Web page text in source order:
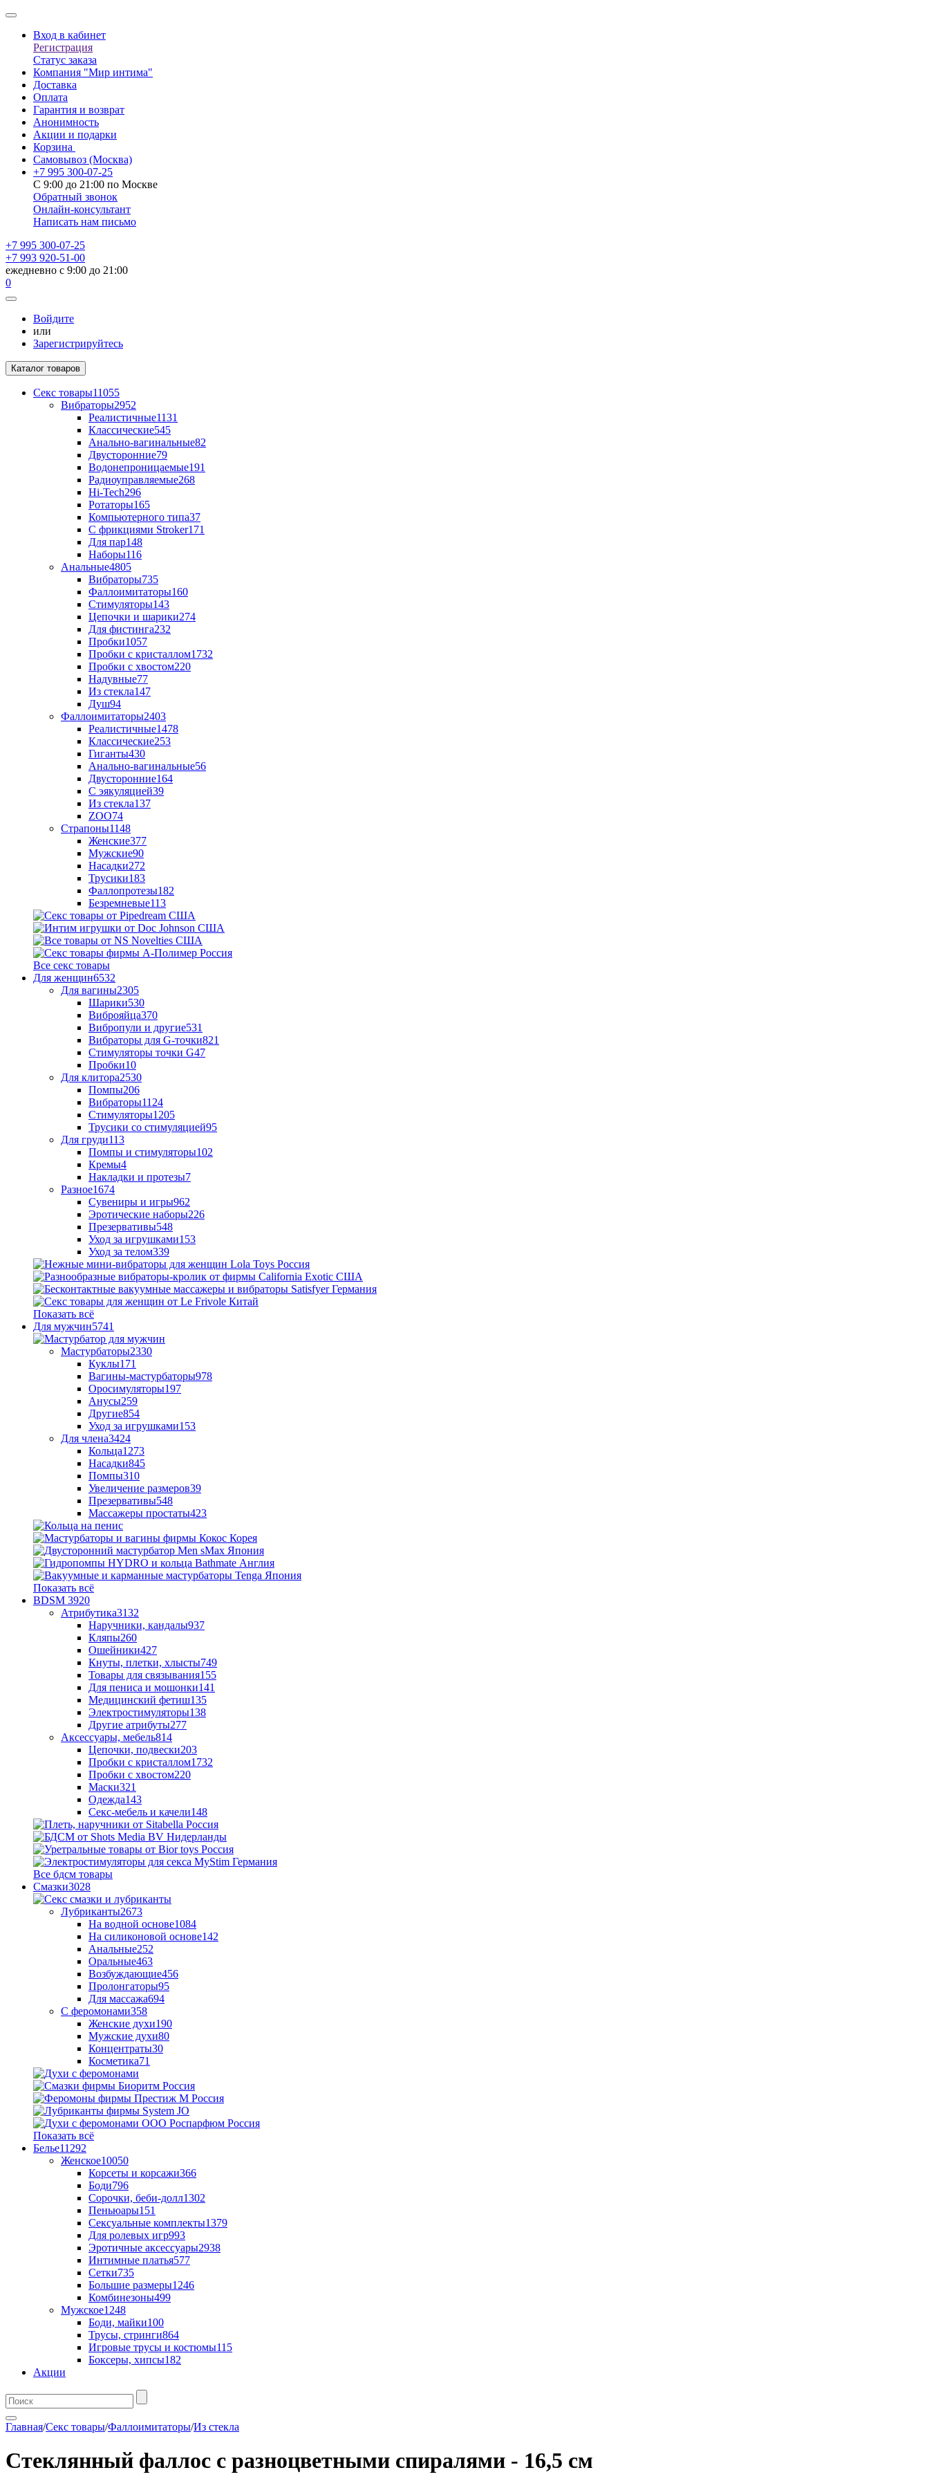
Вход в кабинет
Регистрация
Статус заказа
Компания "Мир интима"
Доставка
Оплата
Гарантия и возврат
Анонимность
Акции и подарки
Корзина
Самовывоз (Москва)
+7 995 300-07-25
С 9:00 до 21:00 по Москве
Обратный звонок
Онлайн-консультант
Написать нам письмо
+7 995 300-07-25
+7 993 920-51-00
ежедневно с 9:00 до 21:00
0
Войдите
или
Зарегистрируйтесь
Каталог товаров
Секс товары11055
Вибраторы2952
Реалистичные1131
Классические545
Анально-вагинальные82
Двусторонние79
Водонепроницаемые191
Радиоуправляемые268
Hi-Tech296
Ротаторы165
Компьютерного типа37
С фрикциями Stroker171
Для пар148
Наборы116
Анальные4805
Вибраторы735
Фаллоимитаторы160
Стимуляторы143
Цепочки и шарики274
Для фистинга232
Пробки1057
Пробки с кристаллом1732
Пробки с хвостом220
Надувные77
Из стекла147
Душ94
Фаллоимитаторы2403
Реалистичные1478
Классические253
Гиганты430
Анально-вагинальные56
Двусторонние164
С эякуляцией39
Из стекла137
ZOO74
Страпоны1148
Женские377
Мужские90
Насадки272
Трусики183
Фаллопротезы182
Безремневые113
Все секс товары
Для женщин6532
Для вагины2305
Шарики530
Виброяйца370
Вибропули и другие531
Вибраторы для G-точки821
Стимуляторы точки G47
Пробки10
Для клитора2530
Помпы206
Вибраторы1124
Стимуляторы1205
Трусики со стимуляцией95
Для груди113
Помпы и стимуляторы102
Кремы4
Накладки и протезы7
Разное1674
Сувениры и игры962
Эротические наборы226
Презервативы548
Уход за игрушками153
Уход за телом339
Показать всё
Для мужчин5741
Мастурбаторы2330
Куклы171
Вагины-мастурбаторы978
Оросимуляторы197
Анусы259
Другие854
Уход за игрушками153
Для члена3424
Кольца1273
Насадки845
Помпы310
Увеличение размеров39
Презервативы548
Массажеры простаты423
Показать всё
BDSM 3920
Атрибутика3132
Наручники, кандалы937
Кляпы260
Ошейники427
Кнуты, плетки, хлысты749
Товары для связывания155
Для пениса и мошонки141
Медицинский фетиш135
Электростимуляторы138
Другие атрибуты277
Аксессуары, мебель814
Цепочки, подвески203
Пробки с кристаллом1732
Пробки с хвостом220
Маски321
Одежда143
Секс-мебель и качели148
Все бдсм товары
Смазки3028
Лубриканты2673
На водной основе1084
На силиконовой основе142
Анальные252
Оральные463
Возбуждающие456
Пролонгаторы95
Для массажа694
С феромонами358
Женские духи190
Мужские духи80
Концентраты30
Косметика71
Показать всё
Белье11292
Женское10050
Корсеты и корсажи366
Боди796
Сорочки, беби-долл1302
Пеньюары151
Сексуальные комплекты1379
Для ролевых игр993
Эротичные аксессуары2938
Интимные платья577
Сетки735
Большие размеры1246
Комбинезоны499
Мужское1248
Боди, майки100
Трусы, стринги864
Игровые трусы и костюмы115
Боксеры, хипсы182
Акции
Главная/Секс товары/Фаллоимитаторы/Из стекла
Стеклянный фаллос с разноцветными спиралями - 16,5 см